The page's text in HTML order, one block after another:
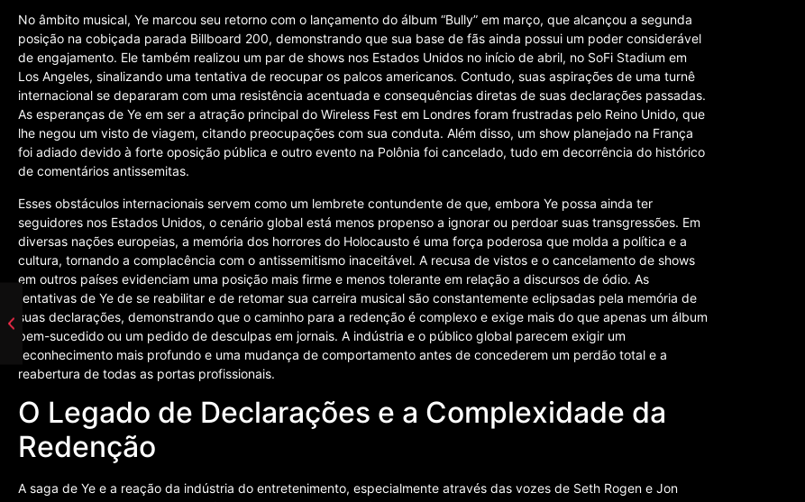
No âmbito musical, Ye marcou seu retorno com o lançamento do álbum “Bully” em março, que alcançou a segunda
posição na cobiçada parada Billboard 200, demonstrando que sua base de fãs ainda possui um poder considerável
de engajamento. Ele também realizou um par de shows nos Estados Unidos no início de abril, no SoFi Stadium em
Los Angeles, sinalizando uma tentativa de reocupar os palcos americanos. Contudo, suas aspirações de uma turnê
internacional se depararam com uma resistência acentuada e consequências diretas de suas declarações passadas.
As esperanças de Ye em ser a atração principal do Wireless Fest em Londres foram frustradas pelo Reino Unido, que
lhe negou um visto de viagem, citando preocupações com sua conduta. Além disso, um show planejado na França
foi adiado devido à forte oposição pública e outro evento na Polônia foi cancelado, tudo em decorrência do histórico
de comentários antissemitas.
Esses obstáculos internacionais servem como um lembrete contundente de que, embora Ye possa ainda ter
seguidores nos Estados Unidos, o cenário global está menos propenso a ignorar ou perdoar suas transgressões. Em
diversas nações europeias, a memória dos horrores do Holocausto é uma força poderosa que molda a política e a
cultura, tornando a complacência com o antissemitismo inaceitável. A recusa de vistos e o cancelamento de shows
em outros países evidenciam uma posição mais firme e menos tolerante em relação a discursos de ódio. As
tentativas de Ye de se reabilitar e de retomar sua carreira musical são constantemente eclipsadas pela memória de
suas declarações, demonstrando que o caminho para a redenção é complexo e exige mais do que apenas um álbum
bem-sucedido ou um pedido de desculpas em jornais. A indústria e o público global parecem exigir um
reconhecimento mais profundo e uma mudança de comportamento antes de concederem um perdão total e a
reabertura de todas as portas profissionais.
O Legado de Declarações e a Complexidade da
Redenção
A saga de Ye e a reação da indústria do entretenimento, especialmente através das vozes de Seth Rogen e Jon